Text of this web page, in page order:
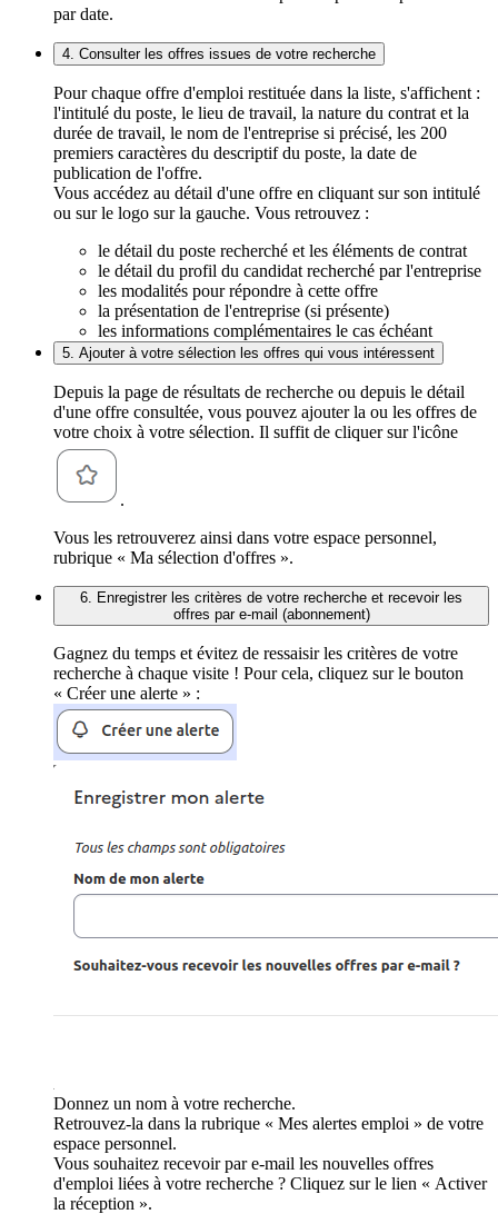
par date.
4. Consulter les offres issues de votre recherche
Pour chaque offre d'emploi restituée dans la liste, s'affichent :
l'intitulé du poste, le lieu de travail, la nature du contrat et la
durée de travail, le nom de l'entreprise si précisé, les 200
premiers caractères du descriptif du poste, la date de
publication de l'offre.
Vous accédez au détail d'une offre en cliquant sur son intitulé
ou sur le logo sur la gauche. Vous retrouvez :
le détail du poste recherché et les éléments de contrat
le détail du profil du candidat recherché par l'entreprise
les modalités pour répondre à cette offre
la présentation de l'entreprise (si présente)
les informations complémentaires le cas échéant
5. Ajouter à votre sélection les offres qui vous intéressent
Depuis la page de résultats de recherche ou depuis le détail
d'une offre consultée, vous pouvez ajouter la ou les offres de
votre choix à votre sélection. Il suffit de cliquer sur l'icône
.
Vous les retrouverez ainsi dans votre espace personnel,
rubrique « Ma sélection d'offres ».
6. Enregistrer les critères de votre recherche et recevoir les
offres par e-mail (abonnement)
Gagnez du temps et évitez de ressaisir les critères de votre
recherche à chaque visite ! Pour cela, cliquez sur le bouton
« Créer une alerte » :
Donnez un nom à votre recherche.
Retrouvez-la dans la rubrique « Mes alertes emploi » de votre
espace personnel.
Vous souhaitez recevoir par e-mail les nouvelles offres
d'emploi liées à votre recherche ? Cliquez sur le lien « Activer
la réception ».